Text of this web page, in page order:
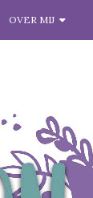
OVER MIJ